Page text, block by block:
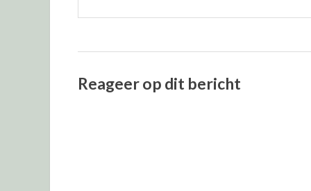
Reageer op dit bericht